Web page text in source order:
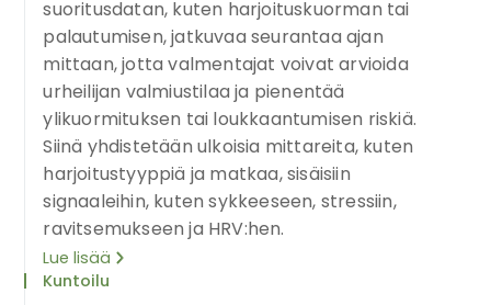
suoritusdatan, kuten harjoituskuorman tai
palautumisen, jatkuvaa seurantaa ajan
mittaan, jotta valmentajat voivat arvioida
urheilijan valmiustilaa ja pienentää
ylikuormituksen tai loukkaantumisen riskiä.
Siinä yhdistetään ulkoisia mittareita, kuten
harjoitustyyppiä ja matkaa, sisäisiin
signaaleihin, kuten sykkeeseen, stressiin,
ravitsemukseen ja HRV:hen.
Lue lisää
Kuntoilu